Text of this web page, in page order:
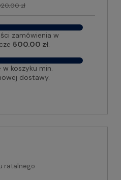
zł
zamówienia w
500.00 zł.
w koszyku min.
dostawy.
ratalnego